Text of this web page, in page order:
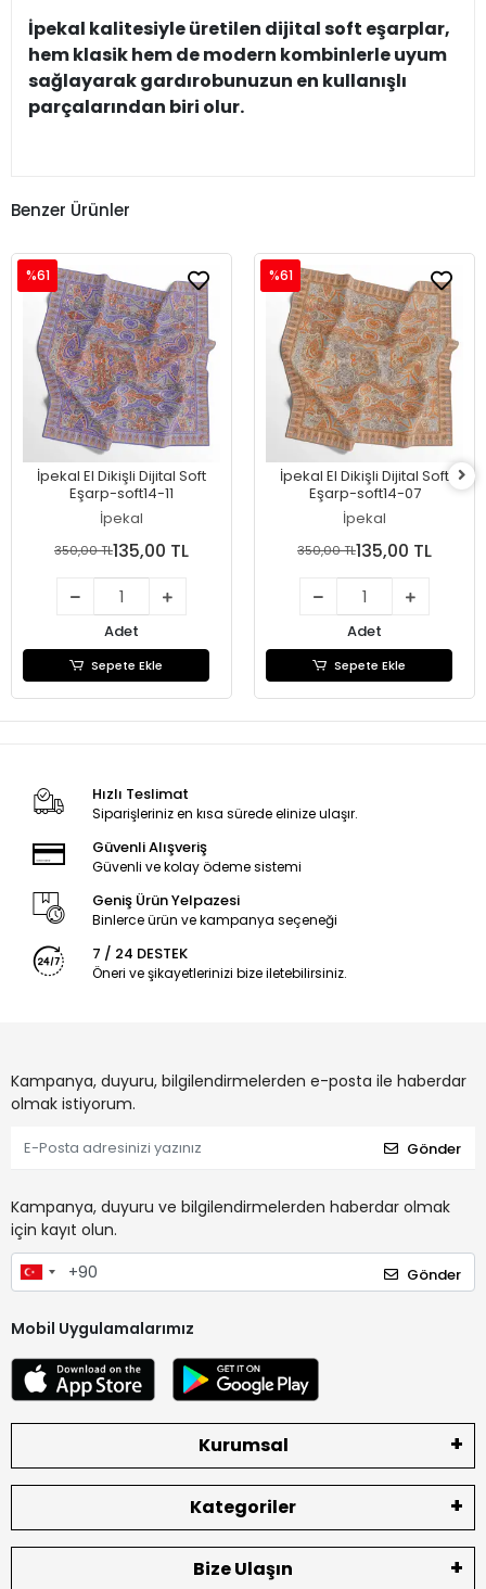
İpekal kalitesiyle üretilen dijital soft eşarplar,
hem klasik hem de modern kombinlerle uyum
sağlayarak gardırobunuzun en kullanışlı
parçalarından biri olur.
Benzer Ürünler
İpekal El Dikişli Dijital Soft
Eşarp-soft14-11
İpekal
%61
350,00 TL135,00 TL
Adet
Sepete Ekle
İpekal El Dikişli Dijital Soft
Eşarp-soft14-07
İpekal
%61
350,00 TL135,00 TL
Adet
Sepete Ekle
Hızlı Teslimat
Siparişleriniz en kısa sürede elinize ulaşır.
Güvenli Alışveriş
Güvenli ve kolay ödeme sistemi
Geniş Ürün Yelpazesi
Binlerce ürün ve kampanya seçeneği
7 / 24 DESTEK
Öneri ve şikayetlerinizi bize iletebilirsiniz.
Kampanya, duyuru, bilgilendirmelerden e-posta ile haberdar
olmak istiyorum.
Gönder
Kampanya, duyuru ve bilgilendirmelerden haberdar olmak
için kayıt olun.
Gönder
Mobil Uygulamalarımız
Kurumsal
Kategoriler
Bize Ulaşın